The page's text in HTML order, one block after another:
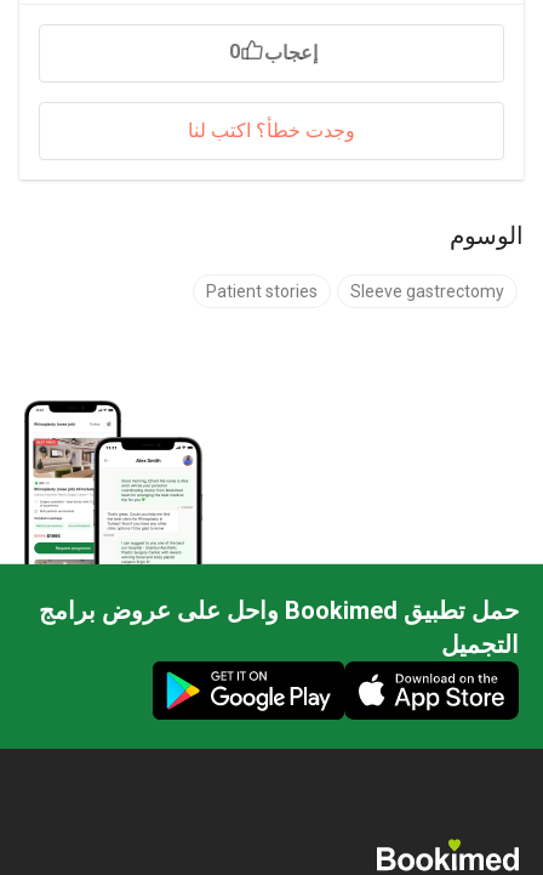
العيادة.
البيانات السريرية: يتم جمع نتائج العلاج وأرقام رضا
المرضى من قاعدة بيانات العيادات المعتمدة على
Bookimed وبدعم من بيانات مصادر طبية محكمة
إعجاب 0
وجدت خطأ؟ اكتب لنا
الوسوم
Sleeve gastrectomy
Patient stories
حمل تطبيق Bookimed واحل على عروض برامج
التجميل